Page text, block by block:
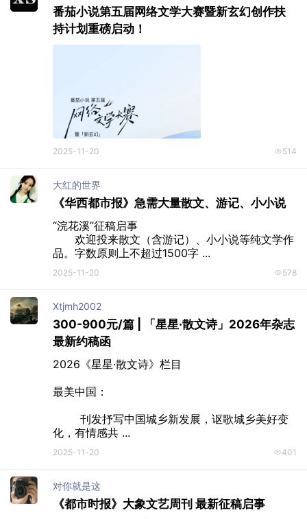
番茄小说第五届网络文学大赛暨新玄幻创作扶
持计划重磅启动！
2025-11-20 514
大红的世界
《华西都市报》急需大量散文、游记、小小说
“浣花溪”征稿启事
欢迎投来散文（含游记）、小小说等纯文学作
品。字数原则上不超过1500字 ...
2025-11-20 578
Xtjmh2002
300-900元/篇 | 「星星·散文诗」2026年杂志
最新约稿函
2026《星星·散文诗》栏目
最美中国：
	刊发抒写中国城乡新发展，讴歌城乡美好变
化，有情感共 ...
2025-11-20 401
对你就是这
《都市时报》大象文艺周刊 最新征稿启事